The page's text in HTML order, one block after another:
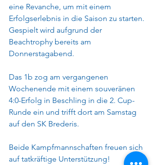
eine Revanche, um mit einem
Erfolgserlebnis in die Saison zu starten.
Gespielt wird aufgrund der
Beachtrophy bereits am
Donnerstagabend.
Das 1b zog am vergangenen
Wochenende mit einem souveränen
4:0-Erfolg in Beschling in die 2. Cup-
Runde ein und trifft dort am Samstag
auf den SK Brederis.
Beide Kampfmannschaften freuen sich
auf tatkräftige Unterstützung!